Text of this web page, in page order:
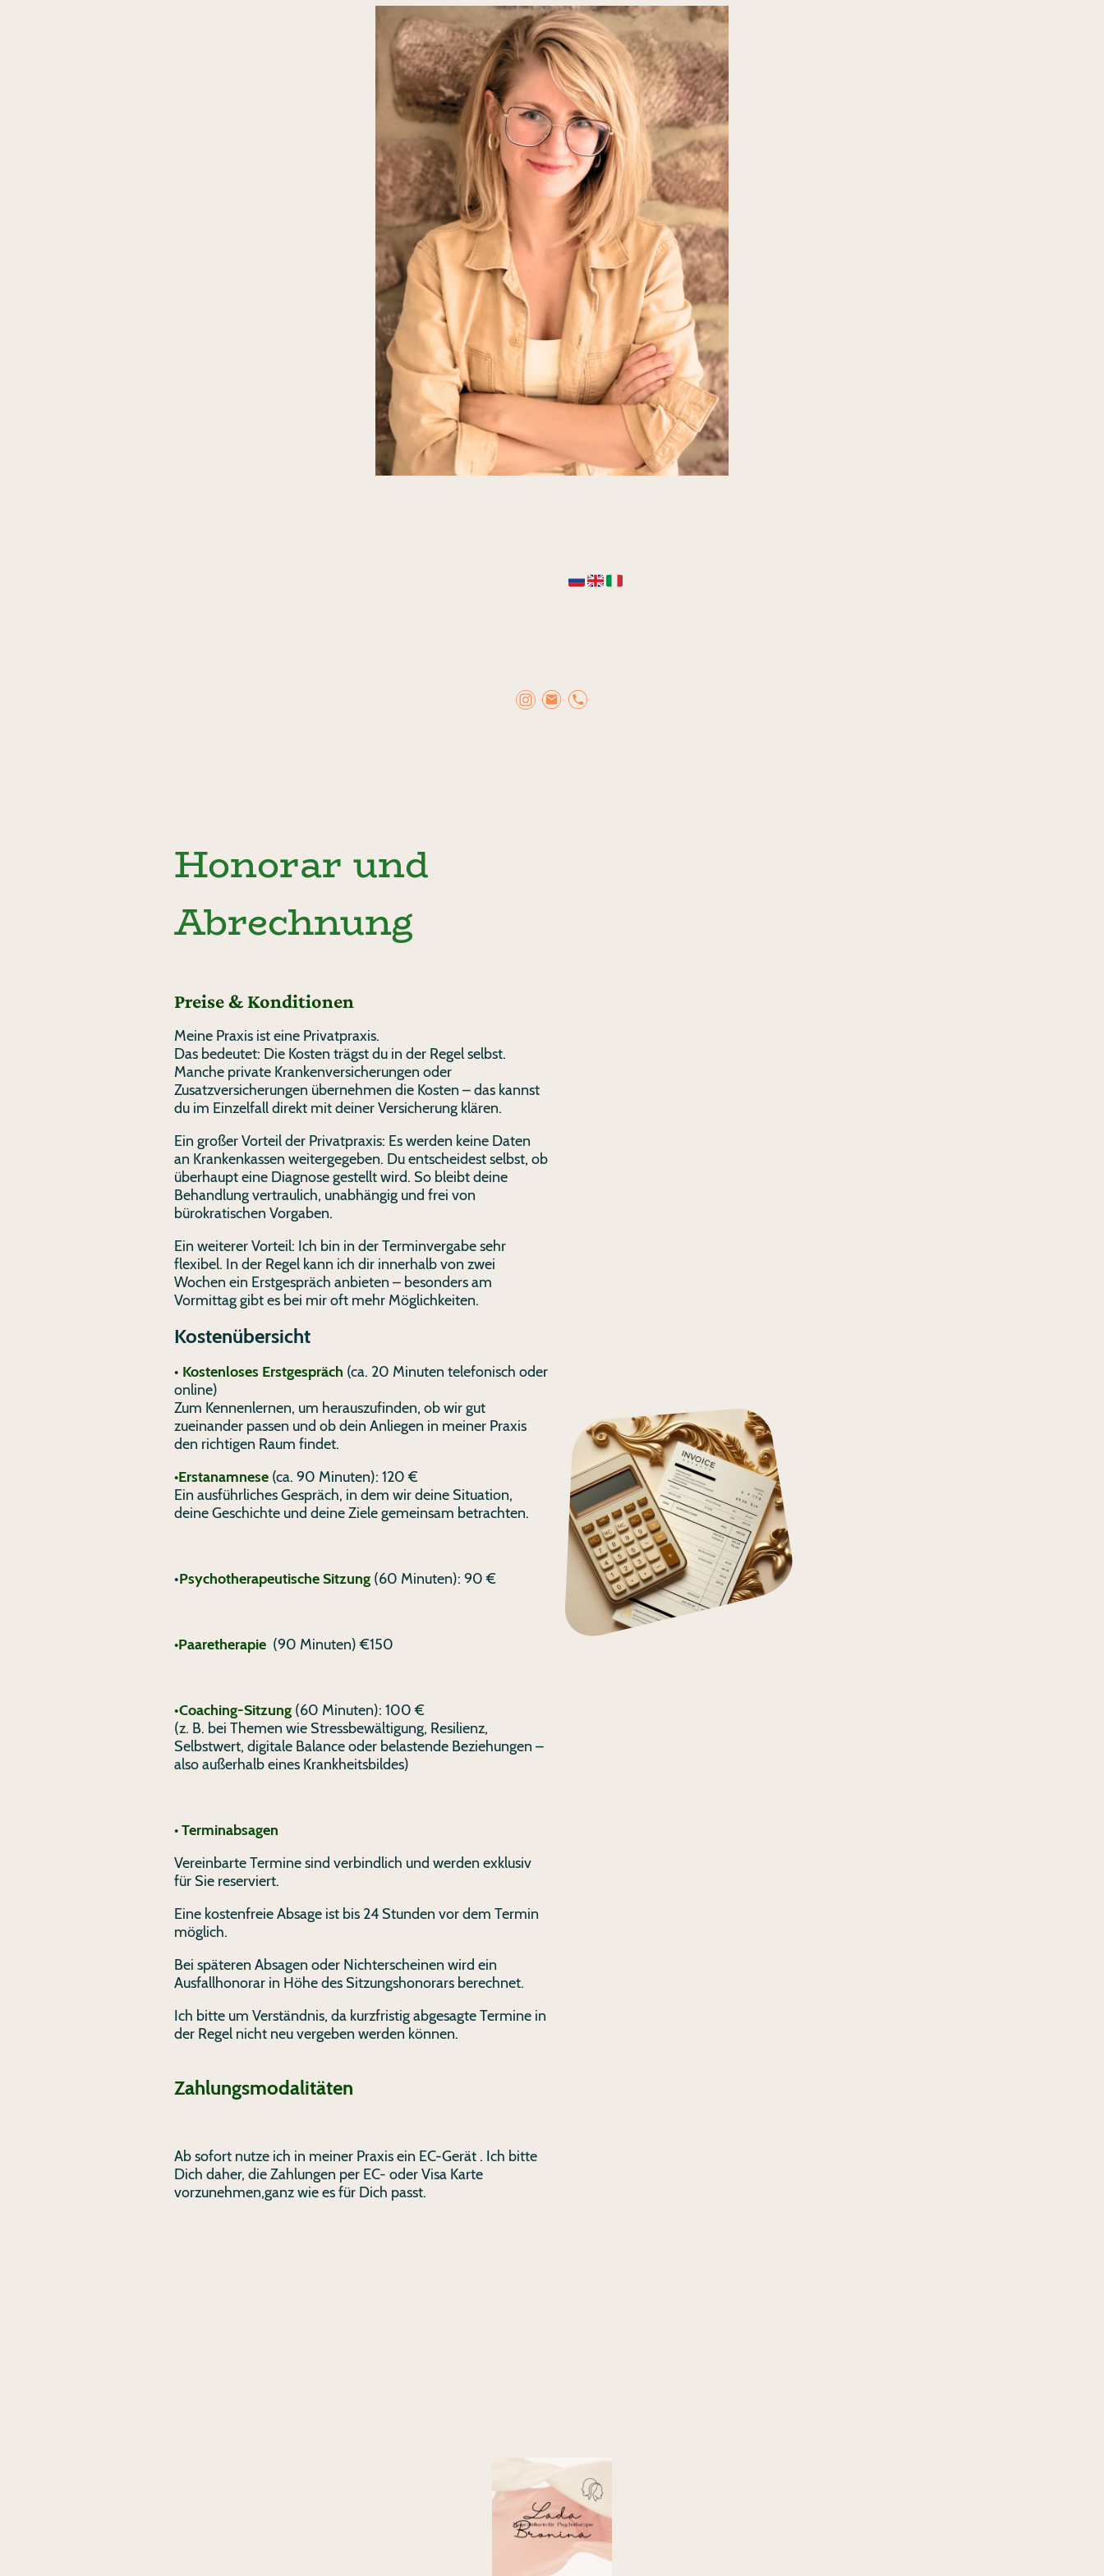
Honorar und
Abrechnung
Preise & Konditionen
Meine Praxis ist eine Privatpraxis.
Das bedeutet: Die Kosten trägst du in der Regel selbst.
Manche private Krankenversicherungen oder
Zusatzversicherungen übernehmen die Kosten – das kannst
du im Einzelfall direkt mit deiner Versicherung klären.
Ein großer Vorteil der Privatpraxis: Es werden keine Daten
an Krankenkassen weitergegeben. Du entscheidest selbst, ob
überhaupt eine Diagnose gestellt wird. So bleibt deine
Behandlung vertraulich, unabhängig und frei von
bürokratischen Vorgaben.
Ein weiterer Vorteil: Ich bin in der Terminvergabe sehr
flexibel. In der Regel kann ich dir innerhalb von zwei
Wochen ein Erstgespräch anbieten – besonders am
Vormittag gibt es bei mir oft mehr Möglichkeiten.
Kostenübersicht
• Kostenloses Erstgespräch (ca. 20 Minuten telefonisch oder
online)
Zum Kennenlernen, um herauszufinden, ob wir gut
zueinander passen und ob dein Anliegen in meiner Praxis
den richtigen Raum findet.
•Erstanamnese (ca. 90 Minuten): 120 €
Ein ausführliches Gespräch, in dem wir deine Situation,
deine Geschichte und deine Ziele gemeinsam betrachten.
•Psychotherapeutische Sitzung (60 Minuten): 90 €
•Paaretherapie (90 Minuten) €150
•Coaching-Sitzung (60 Minuten): 100 €
(z. B. bei Themen wie Stressbewältigung, Resilienz,
Selbstwert, digitale Balance oder belastende Beziehungen –
also außerhalb eines Krankheitsbildes)
• Terminabsagen
Vereinbarte Termine sind verbindlich und werden exklusiv
für Sie reserviert.
Eine kostenfreie Absage ist bis 24 Stunden vor dem Termin
möglich.
Bei späteren Absagen oder Nichterscheinen wird ein
Ausfallhonorar in Höhe des Sitzungshonorars berechnet.
Ich bitte um Verständnis, da kurzfristig abgesagte Termine in
der Regel nicht neu vergeben werden können.
Zahlungsmodalitäten
Ab sofort nutze ich in meiner Praxis ein EC-Gerät . Ich bitte
Dich daher, die Zahlungen per EC- oder Visa Karte
vorzunehmen,ganz wie es für Dich passt.